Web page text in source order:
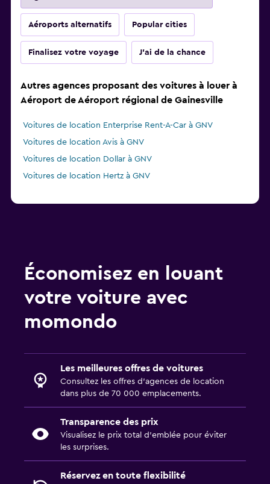
Aéroports alternatifs Popular cities
Finalisez votre voyage J'ai de la chance
Autres agences proposant des voitures à louer à
Aéroport de Aéroport régional de Gainesville
Voitures de location Enterprise Rent-A-Car à GNV
Voitures de location Avis à GNV
Voitures de location Dollar à GNV
Voitures de location Hertz à GNV
Économisez en louant
votre voiture avec
momondo
Les meilleures offres de voitures
Consultez les offres d’agences de location
dans plus de 70 000 emplacements.
Transparence des prix
Visualisez le prix total d’emblée pour éviter
les surprises.
Réservez en toute flexibilité